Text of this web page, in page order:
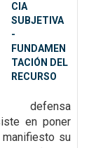
CIA
SUBJETIVA
-
FUNDAMEN
TACIÓN DEL
RECURSO
defensa
en poner
su